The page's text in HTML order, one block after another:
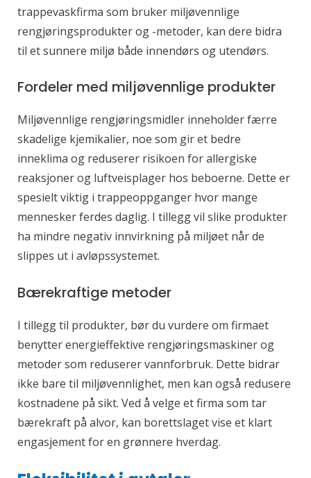
trappevaskfirma som bruker miljøvennlige
rengjøringsprodukter og -metoder, kan dere bidra
til et sunnere miljø både innendørs og utendørs.
Fordeler med miljøvennlige produkter
Miljøvennlige rengjøringsmidler inneholder færre
skadelige kjemikalier, noe som gir et bedre
inneklima og reduserer risikoen for allergiske
reaksjoner og luftveisplager hos beboerne. Dette er
spesielt viktig i trappeoppganger hvor mange
mennesker ferdes daglig. I tillegg vil slike produkter
ha mindre negativ innvirkning på miljøet når de
slippes ut i avløpssystemet.
Bærekraftige metoder
I tillegg til produkter, bør du vurdere om firmaet
benytter energieffektive rengjøringsmaskiner og
metoder som reduserer vannforbruk. Dette bidrar
ikke bare til miljøvennlighet, men kan også redusere
kostnadene på sikt. Ved å velge et firma som tar
bærekraft på alvor, kan borettslaget vise et klart
engasjement for en grønnere hverdag.